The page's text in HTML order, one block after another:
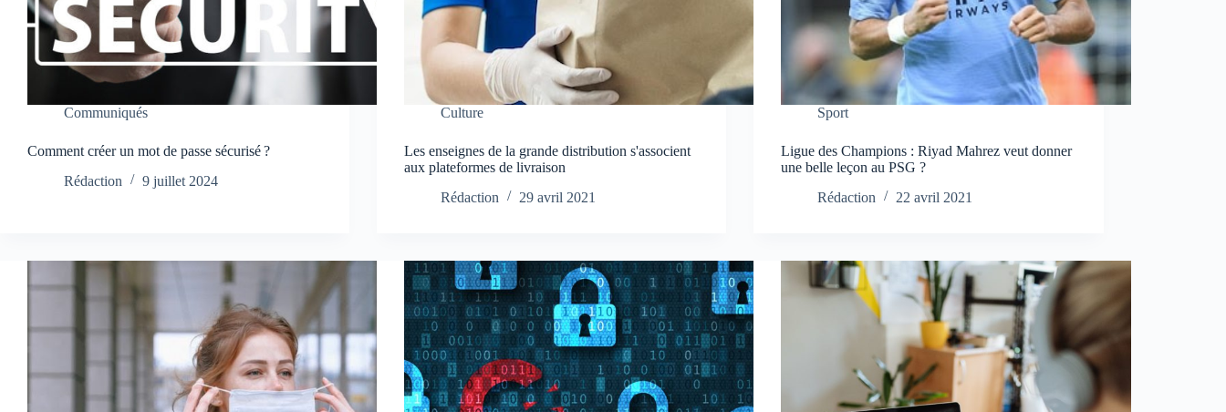
Communiqués
Comment créer un mot de passe sécurisé ?
Rédaction
9 juillet 2024
Culture
Les enseignes de la grande distribution s'associent
aux plateformes de livraison
Rédaction
29 avril 2021
Sport
Ligue des Champions : Riyad Mahrez veut donner
une belle leçon au PSG ?
Rédaction
22 avril 2021